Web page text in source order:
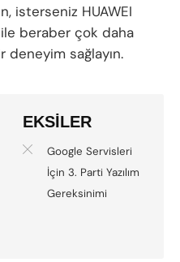
isterseniz HUAWEI
beraber çok daha
deneyim sağlayın.
EKSİLER
Google Servisleri
İçin 3. Parti Yazılım
Gereksinimi